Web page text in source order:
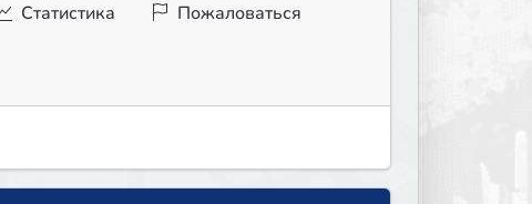
Статистика Пожаловаться